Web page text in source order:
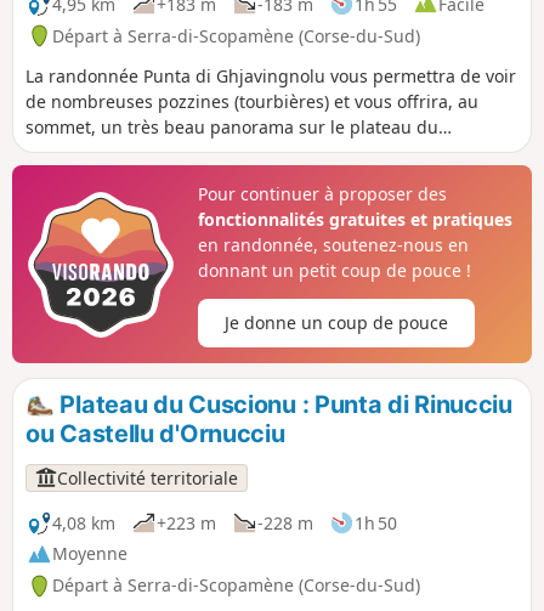
Départ à Serra-di-Scopamène (Corse-du-Sud)
La randonnée Punta di Ghjavingnolu vous permettra de voir
de nombreuses pozzines (tourbières) et vous offrira, au
sommet, un très beau panorama sur le plateau du
Cuscionu, le Golfe d'Ajaccio et du Valinco. Suivant la saison
cochons, des troupeaux de brebis.Pour continuer à proposer des
fonctionnalités gratuites et pratiques
en randonnée, soutenez-nous en
donnant un petit coup de pouce !
Je donne un coup de pouce
Plateau du Cuscionu : Punta di Rinucciu
ou Castellu d'Ornucciu
Collectivité territoriale
4,08 km
+223 m -228 m
1h 50
Moyenne
Départ à Serra-di-Scopamène (Corse-du-Sud)